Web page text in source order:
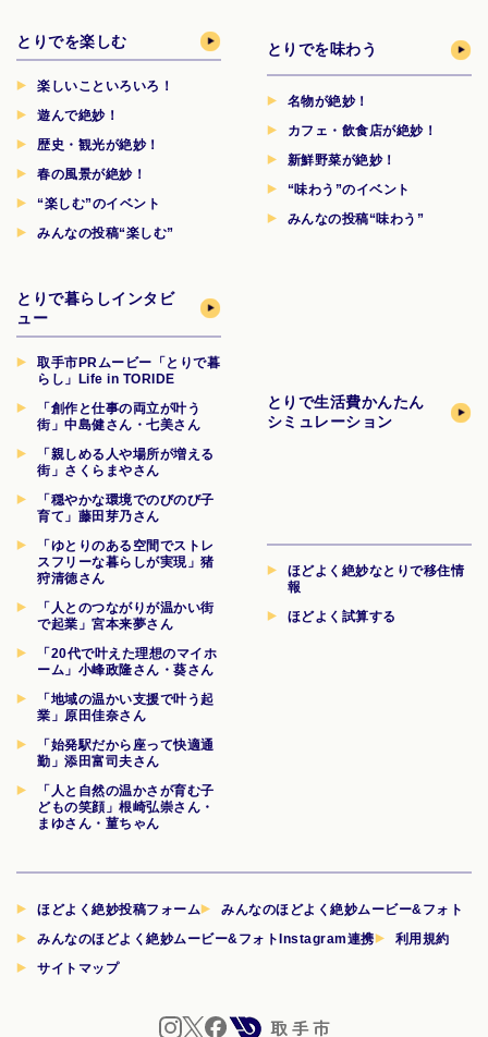
とりでを楽しむ
楽しいこといろいろ！
遊んで絶妙！
歴史・観光が絶妙！
春の風景が絶妙！
“楽しむ”のイベント
みんなの投稿“楽しむ”
とりでを味わう
名物が絶妙！
カフェ・飲食店が絶妙！
新鮮野菜が絶妙！
“味わう”のイベント
みんなの投稿“味わう”
とりで暮らしインタビ
ュー
取手市PRムービー「とりで暮
らし」Life in TORIDE
「創作と仕事の両立が叶う
街」中島健さん・七美さん
「親しめる人や場所が増える
街」さくらまやさん
「穏やかな環境でのびのび子
育て」藤田芽乃さん
「ゆとりのある空間でストレ
スフリーな暮らしが実現」猪
狩清徳さん
「人とのつながりが温かい街
で起業」宮本来夢さん
「20代で叶えた理想のマイホ
ーム」小峰政隆さん・葵さん
「地域の温かい支援で叶う起
業」原田佳奈さん
「始発駅だから座って快適通
勤」添田富司夫さん
「人と自然の温かさが育む子
どもの笑顔」根崎弘崇さん・
まゆさん・菫ちゃん
とりで生活費かんたん
シミュレーション
ほどよく絶妙なとりで移住情
報
ほどよく試算する
ほどよく絶妙投稿フォーム
みんなのほどよく絶妙ムービー&フォト
みんなのほどよく絶妙ムービー&フォトInstagram連携
利用規約
サイトマップ